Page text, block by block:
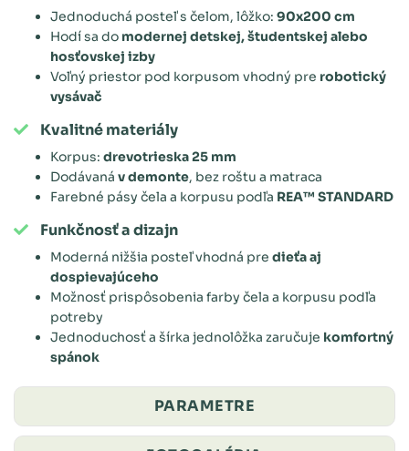
Jednoduchá posteľ s čelom, lôžko: 90x200 cm
Hodí sa do modernej detskej, študentskej alebo
hosťovskej izby
Voľný priestor pod korpusom vhodný pre robotický
vysávač
Kvalitné materiály
Korpus: drevotrieska 25 mm
Dodávaná v demonte, bez roštu a matraca
Farebné pásy čela a korpusu podľa REA™ STANDARD
Funkčnosť a dizajn
Moderná nižšia posteľ vhodná pre dieťa aj
dospievajúceho
Možnosť prispôsobenia farby čela a korpusu podľa
potreby
Jednoduchosť a šírka jednolôžka zaručuje komfortný
spánok
PARAMETRE